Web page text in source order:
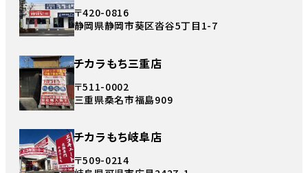
〒420-0816
静岡県静岡市葵区沓谷5丁目1-7
チカラもち三重店
〒511-0002
三重県桑名市福島909
チカラもち岐阜店
〒509-0214